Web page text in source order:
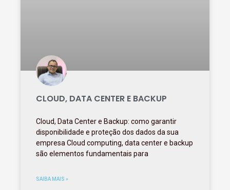
CLOUD, DATA CENTER E BACKUP
Cloud, Data Center e Backup: como garantir
disponibilidade e proteção dos dados da sua
empresa Cloud computing, data center e backup
são elementos fundamentais para
SAIBA MAIS »